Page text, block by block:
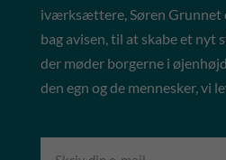
iværksættere, Søren Grunnet
bag avisen, til at skabe et
der møder borgerne i
den egn og de mennesker, vi